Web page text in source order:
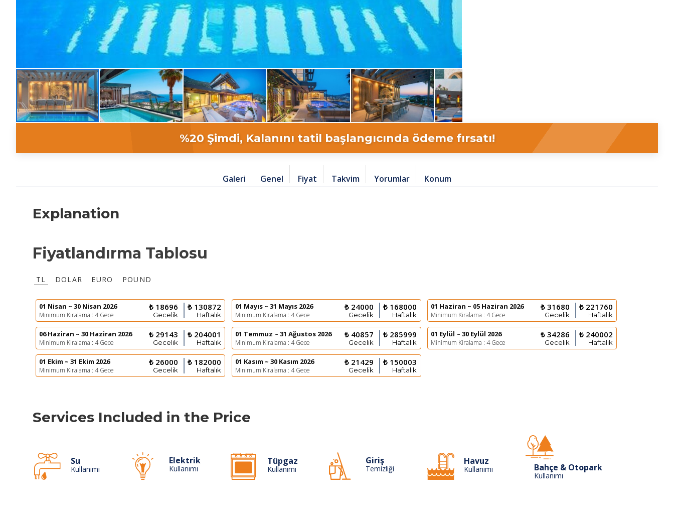
%20 Şimdi, Kalanını tatil başlangıcında ödeme fırsatı!
Galeri Genel Fiyat Takvim Yorumlar Konum
Explanation
Fiyatlandırma Tablosu
TL DOLAR EURO POUND
01 Nisan ~ 30 Nisan 2026
Minimum Kiralama : 4 Gece
₺ 18696
Gecelik
₺ 130872
Haftalık
01 Mayıs ~ 31 Mayıs 2026
Minimum Kiralama : 4 Gece
₺ 24000
Gecelik
₺ 168000
Haftalık
01 Haziran ~ 05 Haziran 2026
Minimum Kiralama : 4 Gece
₺ 31680
Gecelik
₺ 221760
Haftalık
06 Haziran ~ 30 Haziran 2026
Minimum Kiralama : 4 Gece
₺ 29143
Gecelik
₺ 204001
Haftalık
01 Temmuz ~ 31 Ağustos 2026
Minimum Kiralama : 4 Gece
₺ 40857
Gecelik
₺ 285999
Haftalık
01 Eylül ~ 30 Eylül 2026
Minimum Kiralama : 4 Gece
₺ 34286
Gecelik
₺ 240002
Haftalık
01 Ekim ~ 31 Ekim 2026
Minimum Kiralama : 4 Gece
₺ 26000
Gecelik
₺ 182000
Haftalık
01 Kasım ~ 30 Kasım 2026
Minimum Kiralama : 4 Gece
₺ 21429
Gecelik
₺ 150003
Haftalık
Services Included in the Price
Su
Kullanımı
Elektrik
Kullanımı
Tüpgaz
Kullanımı
Giriş
Temizliği
Havuz
Kullanımı Bahçe & Otopark
Kullanımı